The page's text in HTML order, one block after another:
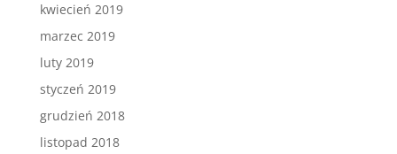
kwiecień 2019
marzec 2019
luty 2019
styczeń 2019
grudzień 2018
listopad 2018